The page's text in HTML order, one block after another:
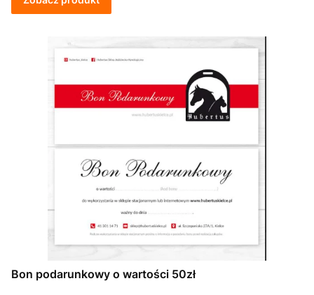
Bon podarunkowy o wartości 50zł